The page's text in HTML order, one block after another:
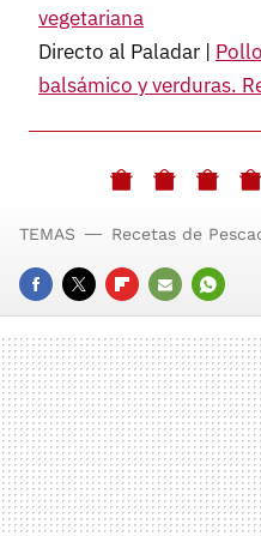
vegetariana
Directo al Paladar |
balsámico y verduras.
FACEBOOK
TWITTERFLIPBOARD
E-
MAIL
TEMAS Recetas de